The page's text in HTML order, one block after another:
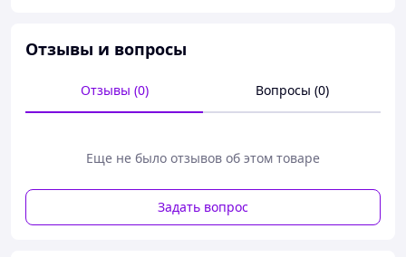
Отзывы и вопросы
Отзывы (0) Вопросы (0)
Еще не было отзывов об этом товаре
Задать вопрос